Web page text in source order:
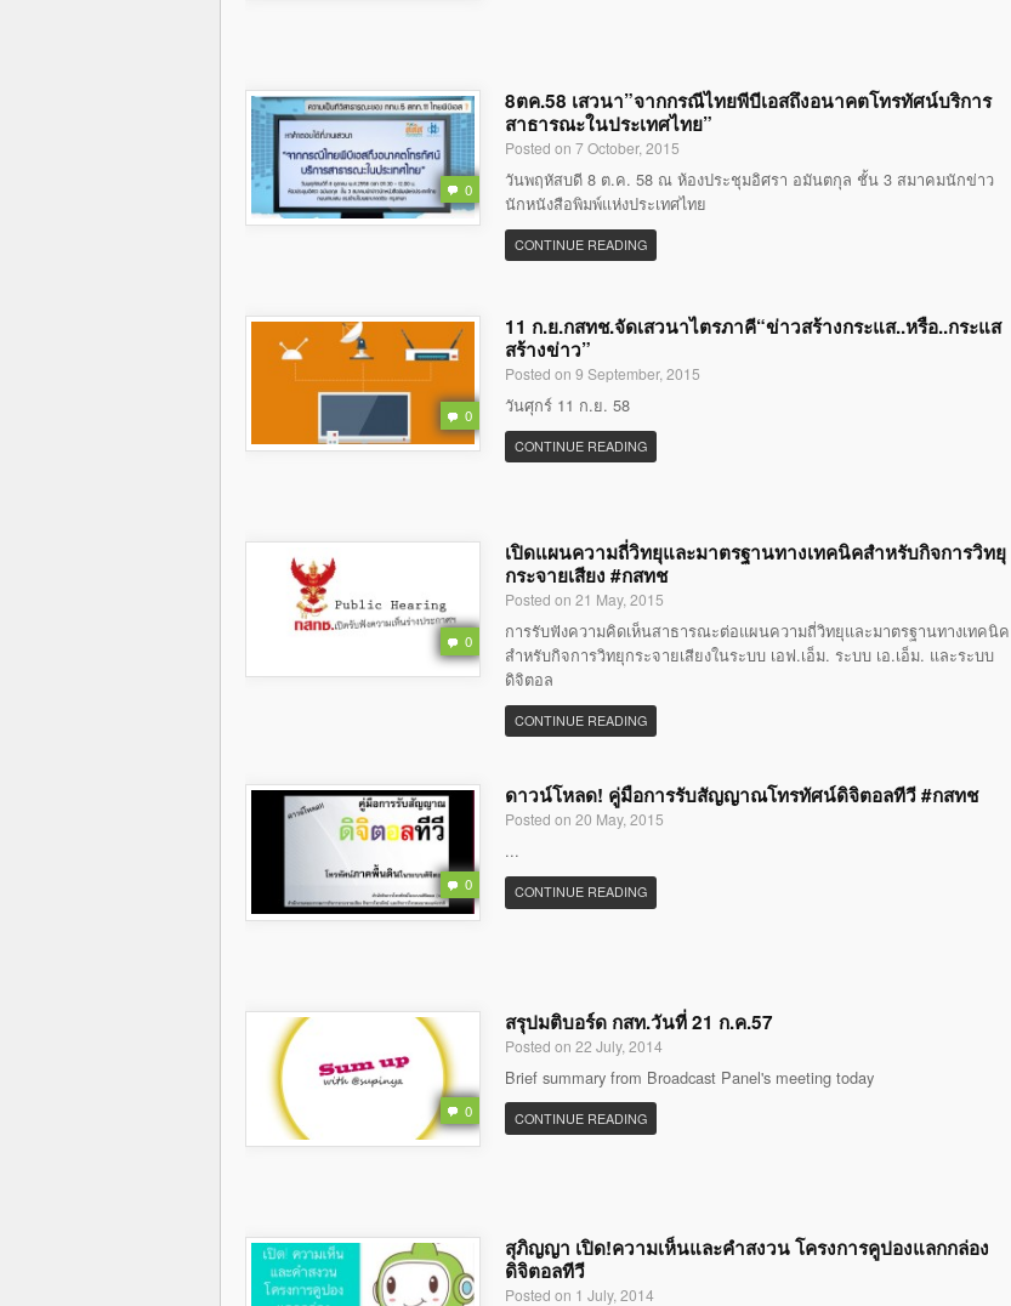
0
8ตค.58 เสวนา”จากกรณีไทยพีบีเอสถึงอนาคตโทรทัศน์บริการ
สาธารณะในประเทศไทย”
Posted on 7 October, 2015
วันพฤหัสบดี 8 ต.ค. 58 ณ ห้องประชุมอิศรา อมันตกุล ชั้น 3 สมาคมนักข่าว
นักหนังสือพิมพ์แห่งประเทศไทย
CONTINUE READING
0
11 ก.ย.กสทช.จัดเสวนาไตรภาคี“ข่าวสร้างกระแส..หรือ..กระแส
สร้างข่าว”
Posted on 9 September, 2015
วันศุกร์ 11 ก.ย. 58
CONTINUE READING
0
เปิดแผนความถี่วิทยุและมาตรฐานทางเทคนิคสำหรับกิจการวิทยุ
กระจายเสียง #กสทช
Posted on 21 May, 2015
การรับฟังความคิดเห็นสาธารณะต่อแผนความถี่วิทยุและมาตรฐานทางเทคนิค
สำหรับกิจการวิทยุกระจายเสียงในระบบ เอฟ.เอ็ม. ระบบ เอ.เอ็ม. และระบบ
ดิจิตอล
CONTINUE READING
0
ดาวน์โหลด! คู่มือการรับสัญญาณโทรทัศน์ดิจิตอลทีวี #กสทช
Posted on 20 May, 2015
...
CONTINUE READING
0
สรุปมติบอร์ด กสท.วันที่ 21 ก.ค.57
Posted on 22 July, 2014
Brief summary from Broadcast Panel's meeting today
CONTINUE READING
สุภิญญา เปิด!ความเห็นและคำสงวน โครงการคูปองแลกกล่อง
ดิจิตอลทีวี
Posted on 1 July, 2014